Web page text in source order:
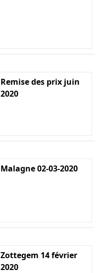
Remise des prix juin
2020
Malagne 02-03-2020
Zottegem 14 février
2020